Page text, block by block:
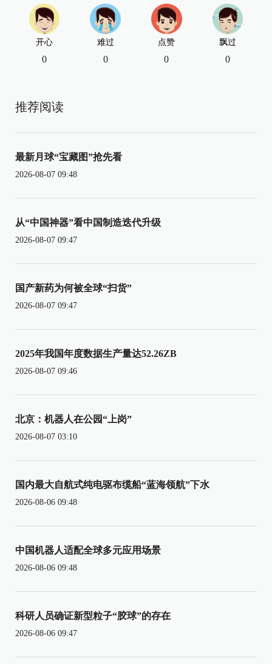
开心
0
难过
0
点赞
0
飘过
0
推荐阅读
最新月球“宝藏图”抢先看
2026-08-07 09:48
从“中国神器”看中国制造迭代升级
2026-08-07 09:47
国产新药为何被全球“扫货”
2026-08-07 09:47
2025年我国年度数据生产量达52.26ZB
2026-08-07 09:46
北京：机器人在公园“上岗”
2026-08-07 03:10
国内最大自航式纯电驱布缆船“蓝海领航”下水
2026-08-06 09:48
中国机器人适配全球多元应用场景
2026-08-06 09:48
科研人员确证新型粒子“胶球”的存在
2026-08-06 09:47